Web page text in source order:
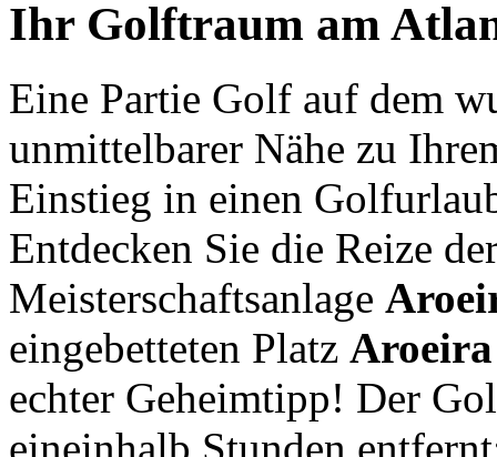
Ihr Golftraum am
Eine Partie Golf auf dem
unmittelbarer Nähe zu
Einstieg in einen
Entdecken Sie die Reize
Meisterschaftsanlage
eingebetteten Platz
echter Geheimtipp! Der
eineinhalb Stunden